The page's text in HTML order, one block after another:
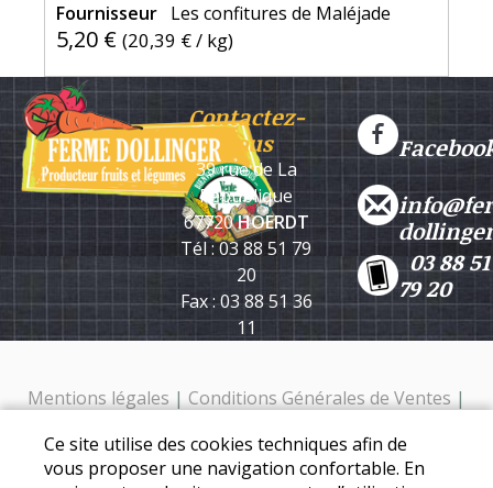
Fournisseur Les confitures de Maléjade
5,20 € (20,39 €/ kg)
Contactez-
nous
39 rue de La
République
67720HOERDT
Tél : 03 88 51 79
20
Fax : 03 88 51 36
11
03 88 51
79 20
Mentions légales | Conditions Générales de Ventes |
Ferme Dollinger - 39 rue de la république - 67720 Hoerdt -
Tél. : 03 88 51 79 20
Ce site utilise des cookies techniques afin de
vous proposer une navigation confortable. En